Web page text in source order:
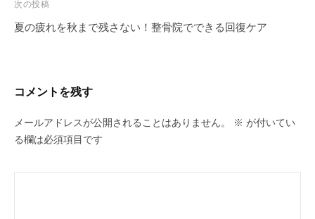
ビ
ゲ
ン
次の投稿
夏の疲れを秋まで残さない！整骨院でできる回復ケア
コメントを残す
メールアドレスが公開されることはありません。 ※ が付いてい
る欄は必須項目です